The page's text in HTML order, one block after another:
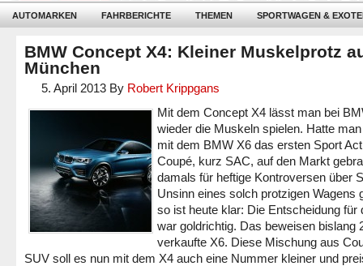
AUTOMARKEN FAHRBERICHTE THEMEN SPORTWAGEN &
BMW Concept X4: Kleiner Muskelprotz
München
5. April 2013 By Robert Krippgans
Mit dem Concept X4 lässt man bei
wieder die Muskeln spielen. Hatte
mit dem BMW X6 das ersten Sport
Coupé, kurz SAC, auf den Markt
damals für heftige Kontroversen über
Unsinn eines solch protzigen Wagens
so ist heute klar: Die Entscheidung für
war goldrichtig. Das beweisen bislang
verkaufte X6. Diese Mischung aus
SUV soll es nun mit dem X4 auch eine Nummer kleiner und